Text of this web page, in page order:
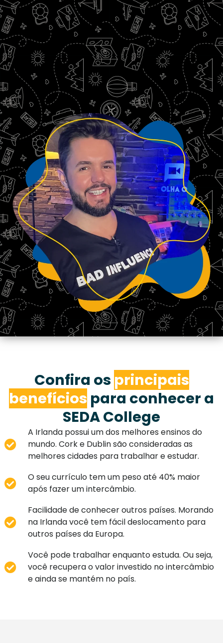
Confira os principais
benefícios para conhecer a
SEDA College
A Irlanda possui um dos melhores ensinos do
mundo. Cork e Dublin são consideradas as
melhores cidades para trabalhar e estudar.
O seu currículo tem um peso até 40% maior
após fazer um intercâmbio.
Facilidade de conhecer outros países. Morando
na Irlanda você tem fácil deslocamento para
outros países da Europa.
Você pode trabalhar enquanto estuda. Ou seja,
você recupera o valor investido no intercâmbio
e ainda se mantém no país.